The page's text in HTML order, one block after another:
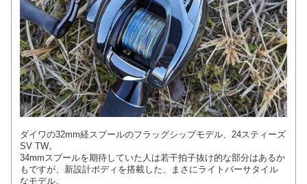
ダイワの32mm経スプールのフラッグシップモデル、24スティーズ
SV TW。
34mmスプールを期待していた人は若干拍子抜け的な部分はあるか
もですが、新設計ボディを搭載した、まさにライトバーサタイル
なモデル。